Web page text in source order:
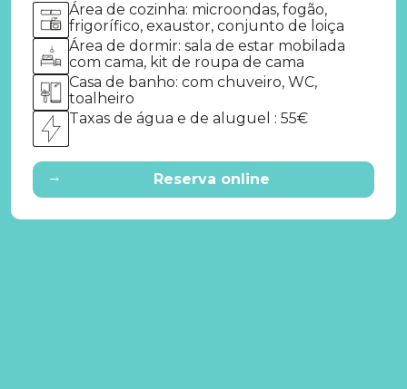
Área de cozinha: microondas, fogão,
frigorífico, exaustor, conjunto de loiça
Área de dormir: sala de estar mobilada
com cama, kit de roupa de cama
Casa de banho: com chuveiro, WC,
toalheiro
Taxas de água e de aluguel : 55€
→ Reserva online